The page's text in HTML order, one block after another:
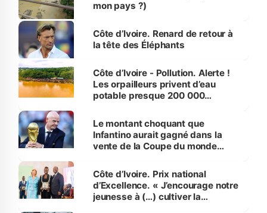
mon pays ?)
Côte d’Ivoire. Renard de retour à
la tête des Éléphants
Côte d’Ivoire - Pollution. Alerte !
Les orpailleurs privent d’eau
potable presque 200 000
Le montant choquant que
Infantino aurait gagné dans la
vente de la Coupe du monde
Côte d’Ivoire. Prix national
d’Excellence. « J’encourage notre
jeunesse à (…) cultiver la